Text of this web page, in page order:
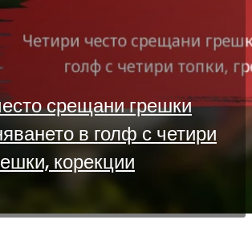
срещани грешки
в голф с четири
корекции